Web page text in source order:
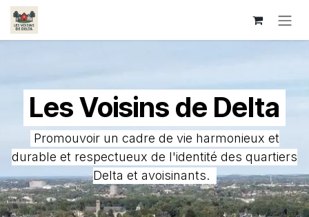
Se rendre au contenu
Les Voisins de Delta
Promouvoir un cadre de vie harmonieux et
durable et respectueux de l'identité des quartiers
Delta et avoisinants.